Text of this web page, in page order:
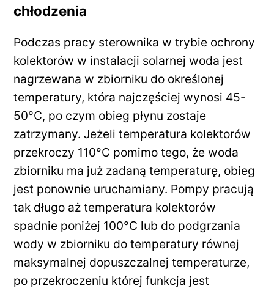
chłodzenia
Podczas pracy sterownika w trybie ochrony
kolektorów w instalacji solarnej woda jest
nagrzewana w zbiorniku do określonej
temperatury, która najczęściej wynosi 45-
50°C, po czym obieg płynu zostaje
zatrzymany. Jeżeli temperatura kolektorów
przekroczy 110°C pomimo tego, że woda
zbiorniku ma już zadaną temperaturę, obieg
jest ponownie uruchamiany. Pompy pracują
tak długo aż temperatura kolektorów
spadnie poniżej 100°C lub do podgrzania
wody w zbiorniku do temperatury równej
maksymalnej dopuszczalnej temperaturze,
po przekroczeniu której funkcja jest